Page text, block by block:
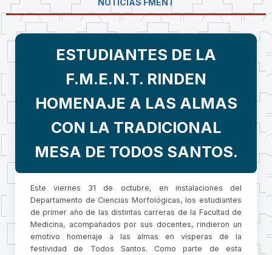
ESTUDIANTES DE LA
F.M.E.N.T. RINDEN
HOMENAJE A LAS ALMAS
CON LA TRADICIONAL
MESA DE TODOS SANTOS.
Este viernes 31 de octubre, en instalaciones del
Departamento de Ciencias Morfológicas, los estudiantes
de primer año de las distintas carreras de la Facultad de
Medicina, acompañados por sus docentes, rindieron un
emotivo homenaje a las almas en vísperas de la
festividad de Todos Santos. Como parte de esta